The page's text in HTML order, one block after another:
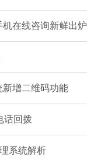
机在线咨询新鲜出炉
新增二维码功能
话回拨
系统解析